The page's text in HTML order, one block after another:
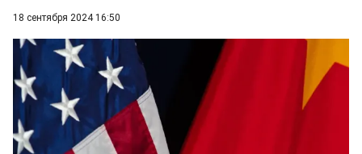
18 сентября 2024 16:50